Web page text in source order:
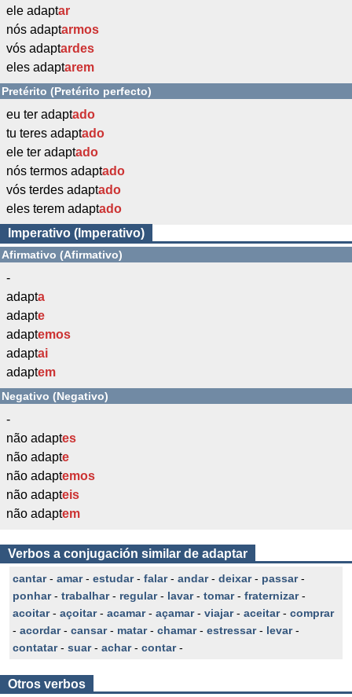
ele adaptar
nós adaptarmos
vós adaptardes
eles adaptarem
Pretérito (Pretérito perfecto)
eu ter adaptado
tu teres adaptado
ele ter adaptado
nós termos adaptado
vós terdes adaptado
eles terem adaptado
Imperativo (Imperativo)
Afirmativo (Afirmativo)
-
adapta
adapte
adaptemos
adaptai
adaptem
Negativo (Negativo)
-
não adaptes
não adapte
não adaptemos
não adapteis
não adaptem
Verbos a conjugación similar de adaptar
cantar- amar- estudar- falar- andar- deixar- passar-
ponhar- trabalhar- regular- lavar- tomar- fraternizar-
acoitar- açoitar- acamar- açamar- viajar- aceitar- comprar
- acordar- cansar- matar- chamar- estressar- levar-
contatar- suar- achar- contar-
Otros verbos